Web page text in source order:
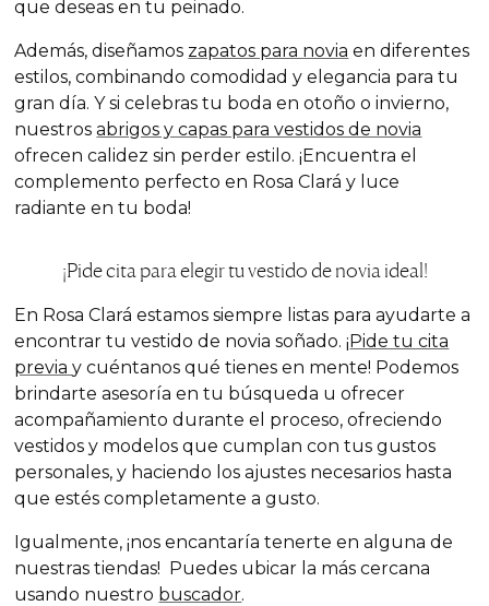
que deseas en tu peinado.
Además, diseñamos zapatos para novia en diferentes
estilos, combinando comodidad y elegancia para tu
gran día. Y si celebras tu boda en otoño o invierno,
nuestrosabrigos y capas para vestidos de novia
ofrecen calidez sin perder estilo. ¡Encuentra el
complemento perfecto en Rosa Clará y luce
radiante en tu boda!
¡Pide cita para elegir tu vestido de novia ideal!
En Rosa Clará estamos siempre listas para ayudarte a
encontrar tu vestido de novia soñado. ¡Pide tu cita
previay cuéntanos qué tienes en mente! Podemos
brindarte asesoría en tu búsqueda u ofrecer
acompañamiento durante el proceso, ofreciendo
vestidos y modelos que cumplan con tus gustos
personales, y haciendo los ajustes necesarios hasta
que estés completamente a gusto.
Igualmente, ¡nos encantaría tenerte en alguna de
nuestras tiendas! Puedes ubicar la más cercana
usando nuestro buscador.